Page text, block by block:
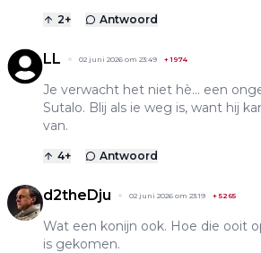
2+ Antwoord
LL 02 juni 2026 om 23:49 +1974
Je verwacht het niet hè... een
Sutalo. Blij als ie weg is, want hij
van.
4+ Antwoord
d2theDju 02 juni 2026 om 23:19 + 5265
Wat een konijn ook. Hoe die ooit
is gekomen.